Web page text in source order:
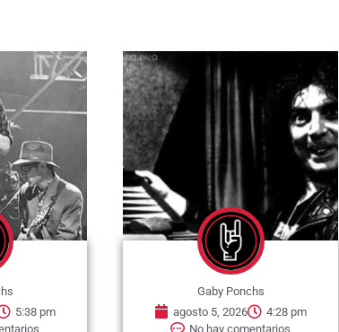
5:38 pm
Gaby Ponchs
agosto 5, 2026
4:28 pm
No hay comentarios